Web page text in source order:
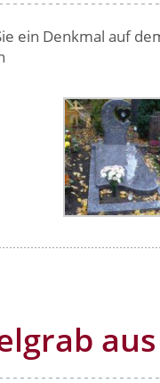
ein Denkmal auf